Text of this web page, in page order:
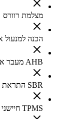
מצלמת רוורס
הכנה למנעול
AHB מעבר אוטומטי לאורות גבוהים
SBR התראת חגורת בטיחות
TPMS חיישני לחץ אוויר